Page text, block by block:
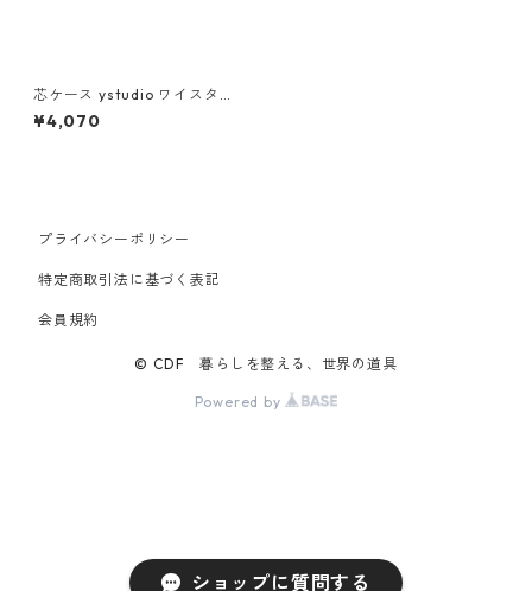
ショップに質問する
芯ケース ystudio ワイスタジ
オ シャープ芯ケース ブラス
¥4,070
プライバシーポリシー
特定商取引法に基づく表記
会員規約
© CDF 暮らしを整える、世界の道具
Powered by